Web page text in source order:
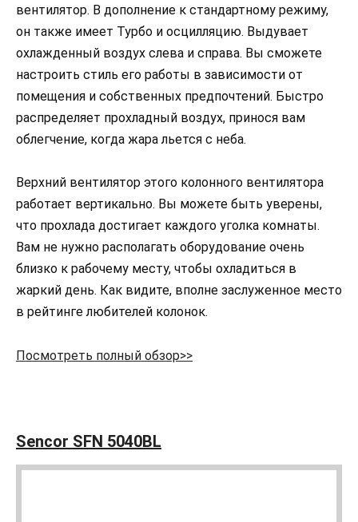
вентилятор. В дополнение к стандартному режиму,
он также имеет Турбо и осцилляцию. Выдувает
охлажденный воздух слева и справа. Вы сможете
настроить стиль его работы в зависимости от
помещения и собственных предпочтений. Быстро
распределяет прохладный воздух, принося вам
облегчение, когда жара льется с неба.
Верхний вентилятор этого колонного вентилятора
работает вертикально. Вы можете быть уверены,
что прохлада достигает каждого уголка комнаты.
Вам не нужно располагать оборудование очень
близко к рабочему месту, чтобы охладиться в
жаркий день. Как видите, вполне заслуженное место
в рейтинге любителей колонок.
Посмотреть полный обзор>>
Sencor SFN 5040BL